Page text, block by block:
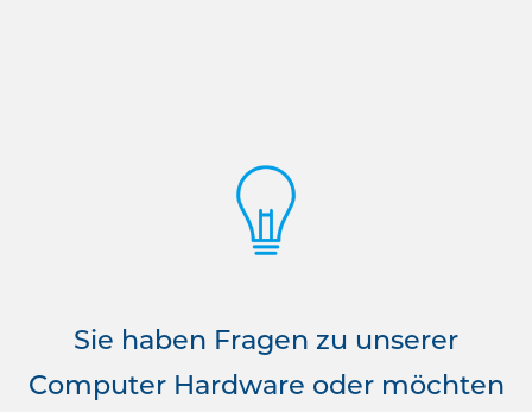
Sie haben Fragen zu unserer
Computer Hardware oder möchten